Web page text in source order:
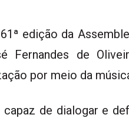
edição da
Fernandes de
por meio da
de dialogar e